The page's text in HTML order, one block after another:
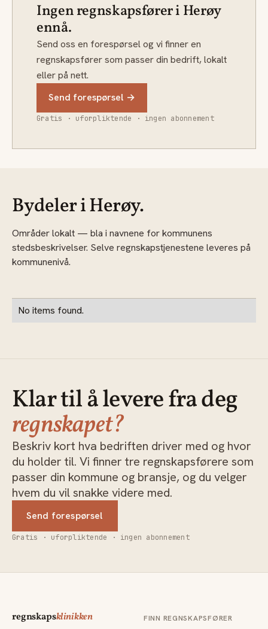
Ingen regnskapsfører i Herøy
ennå.
Send oss en forespørsel og vi finner en
regnskapsfører som passer din bedrift, lokalt
eller på nett.
Send forespørsel →
Gratis · uforpliktende · ingen abonnement
Bydeler i Herøy.
Områder lokalt — bla i navnene for kommunens
stedsbeskrivelser. Selve regnskapstjenestene leveres på
kommunenivå.
No items found.
Klar til å levere fra deg
regnskapet?
Beskriv kort hva bedriften driver med og hvor
du holder til. Vi finner tre regnskapsførere som
passer din kommune og bransje, og du velger
hvem du vil snakke videre med.
Send forespørsel
Gratis · uforpliktende · ingen abonnement
regnskapsklinikken FINN REGNSKAPSFØRER